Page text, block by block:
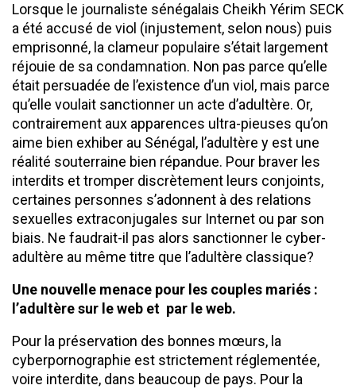
Lorsque le journaliste sénégalais Cheikh Yérim SECK
a été accusé de viol (injustement, selon nous) puis
emprisonné, la clameur populaire s’était largement
réjouie de sa condamnation. Non pas parce qu’elle
était persuadée de l’existence d’un viol, mais parce
qu’elle voulait sanctionner un acte d’adultère. Or,
contrairement aux apparences ultra-pieuses qu’on
aime bien exhiber au Sénégal, l’adultère y est une
réalité souterraine bien répandue. Pour braver les
interdits et tromper discrètement leurs conjoints,
certaines personnes s’adonnent à des relations
sexuelles extraconjugales sur Internet ou par son
biais. Ne faudrait-il pas alors sanctionner le cyber-
adultère au même titre que l’adultère classique?
Une nouvelle menace pour les couples mariés :
l’adultère sur le web et par le web.
Pour la préservation des bonnes mœurs, la
cyberpornographie est strictement réglementée,
voire interdite, dans beaucoup de pays. Pour la